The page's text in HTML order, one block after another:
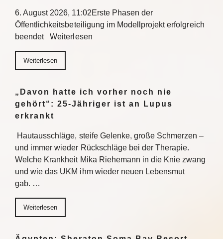
6. August 2026, 11:02Erste Phasen der
Öffentlichkeitsbeteiligung im Modellprojekt erfolgreich
beendet Weiterlesen
Weiterlesen
„Davon hatte ich vorher noch nie
gehört“: 25-Jähriger ist an Lupus
erkrankt
Hautausschläge, steife Gelenke, große Schmerzen –
und immer wieder Rückschläge bei der Therapie.
Welche Krankheit Mika Riehemann in die Knie zwang
und wie das UKM ihm wieder neuen Lebensmut
gab. …
Weiterlesen